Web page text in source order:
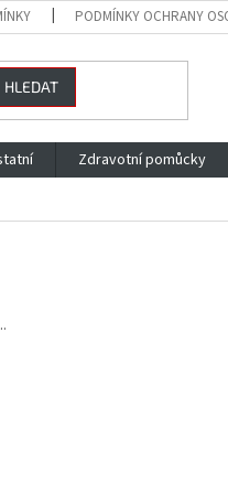
PODMÍNKY OCHRANY
HLEDAT
Zdravotní pomůcky